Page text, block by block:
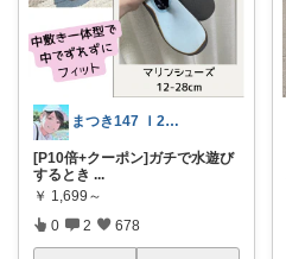
まつき147 Ｉ2児ママ脱転勤族ぐらし
[P10倍+クーポン]ガチで水遊び
するとき ...
￥ 1,699～
0 2 678